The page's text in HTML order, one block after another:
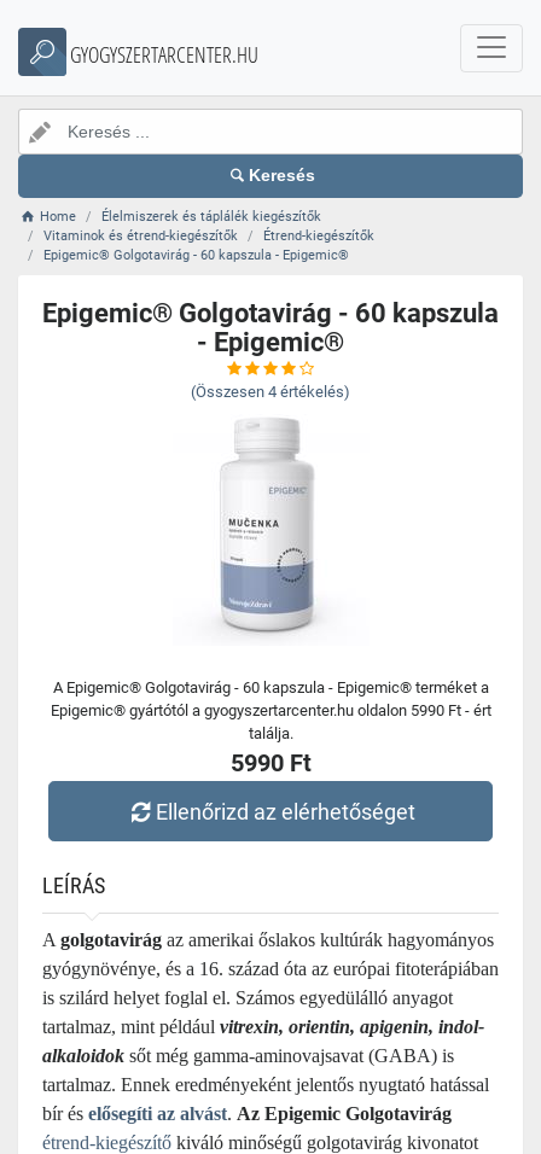
GYOGYSZERTARCENTER.HU
Keresés
Home
Élelmiszerek és táplálék kiegészítők
Vitaminok és étrend-kiegészítők
Étrend-kiegészítők
Epigemic® Golgotavirág - 60 kapszula - Epigemic®
Epigemic® Golgotavirág - 60 kapszula
- Epigemic®
(Összesen 4 értékelés)
A Epigemic® Golgotavirág - 60 kapszula - Epigemic® terméket a
Epigemic® gyártótól a gyogyszertarcenter.hu oldalon 5990 Ft - ért
találja.
5990 Ft
Ellenőrizd az elérhetőséget
LEÍRÁS
A golgotavirág az amerikai őslakos kultúrák hagyományos
gyógynövénye, és a 16. század óta az európai fitoterápiában
is szilárd helyet foglal el. Számos egyedülálló anyagot
tartalmaz, mint például vitrexin, orientin, apigenin, indol-
alkaloidok sőt még gamma-aminovajsavat (GABA) is
tartalmaz. Ennek eredményeként jelentős nyugtató hatással
bír és elősegíti az alvást. Az Epigemic Golgotavirág
étrend-kiegészítő kiváló minőségű golgotavirág kivonatot